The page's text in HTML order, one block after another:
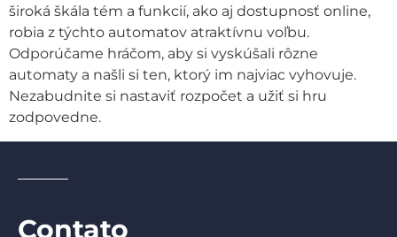
široká škála tém a funkcií, ako aj dostupnosť online,
robia z týchto automatov atraktívnu voľbu.
Odporúčame hráčom, aby si vyskúšali rôzne
automaty a našli si ten, ktorý im najviac vyhovuje.
Nezabudnite si nastaviť rozpočet a užiť si hru
zodpovedne.
Contato